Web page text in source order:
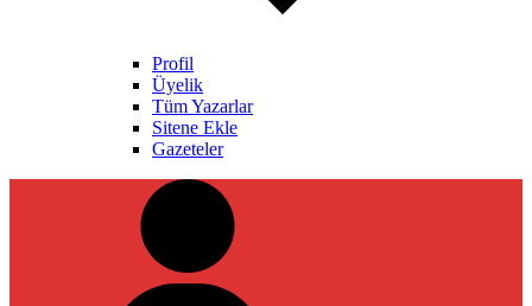
Profil
Üyelik
Tüm Yazarlar
Sitene Ekle
Gazeteler